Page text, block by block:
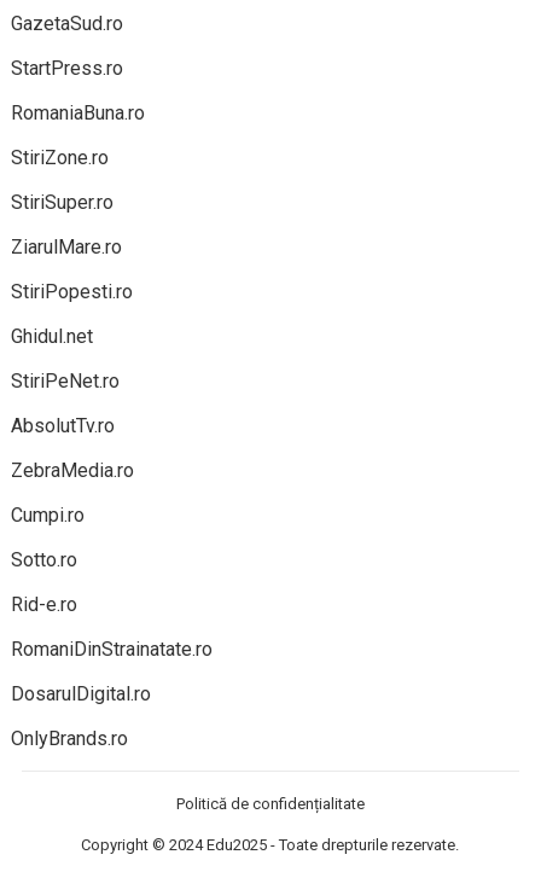
GazetaSud.ro
StartPress.ro
RomaniaBuna.ro
StiriZone.ro
StiriSuper.ro
ZiarulMare.ro
StiriPopesti.ro
Ghidul.net
StiriPeNet.ro
AbsolutTv.ro
ZebraMedia.ro
Cumpi.ro
Sotto.ro
Rid-e.ro
RomaniDinStrainatate.ro
DosarulDigital.ro
OnlyBrands.ro
Politică de confidențialitate
Copyright © 2024Edu2025 - Toate drepturile rezervate.